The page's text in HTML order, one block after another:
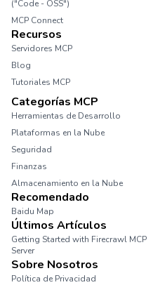
("Code - OSS")
MCP Connect
Recursos
Servidores MCP
Blog
Tutoriales MCP
Categorías MCP
Herramientas de Desarrollo
Plataformas en la Nube
Seguridad
Finanzas
Almacenamiento en la Nube
Recomendado
Baidu Map
Últimos Artículos
Getting Started with Firecrawl MCP
Server
Sobre Nosotros
Política de Privacidad